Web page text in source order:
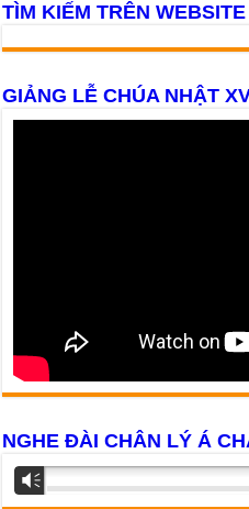
TÌM KIẾM TRÊN WEBSITE
GIẢNG LỄ CHÚA NHẬT
NGHE ĐÀI CHÂN LÝ Á
Trình
phát
Vm